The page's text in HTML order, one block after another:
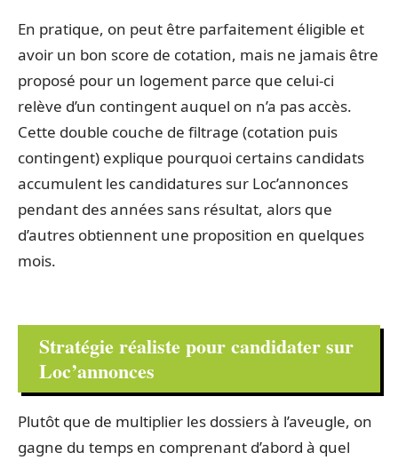
En pratique, on peut être parfaitement éligible et
avoir un bon score de cotation, mais ne jamais être
proposé pour un logement parce que celui-ci
relève d’un contingent auquel on n’a pas accès.
Cette double couche de filtrage (cotation puis
contingent) explique pourquoi certains candidats
accumulent les candidatures sur Loc’annonces
pendant des années sans résultat, alors que
d’autres obtiennent une proposition en quelques
mois.
Stratégie réaliste pour candidater sur
Loc’annonces
Plutôt que de multiplier les dossiers à l’aveugle, on
gagne du temps en comprenant d’abord à quel